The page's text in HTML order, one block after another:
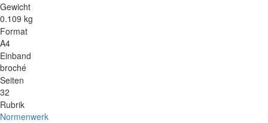
Gewicht
0.109 kg
Format
A4
Einband
broché
Seiten
32
Rubrik
Normenwerk